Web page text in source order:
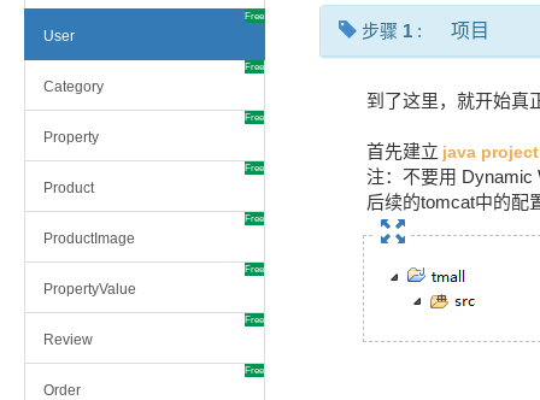
User
Free
Category
Free
Property
Free
Product
Free
ProductImage
Free
PropertyValue
Free
Review
Free
Order
Free
步骤 1 : 项目
到了这里，就开始真
首先建立 java project
注：不要用 Dynamic
后续的tomcat中的配